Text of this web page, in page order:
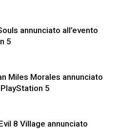
annunciato all’evento
5
Miles Morales annunciato
5
8 Village annunciato